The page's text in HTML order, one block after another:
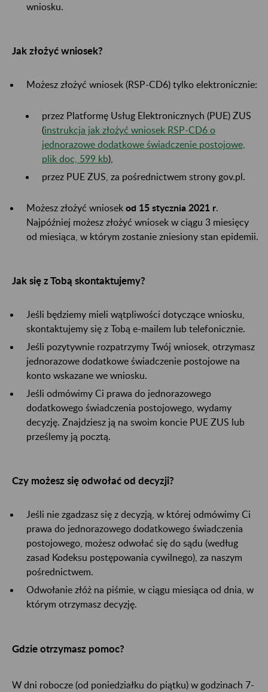
wniosku.
Jak złożyć wniosek?
Możesz złożyć wniosek (RSP-CD6) tylko elektronicznie:
przez Platformę Usług Elektronicznych (PUE) ZUS
(instrukcja jak złożyć wniosek RSP-CD6 o
jednorazowe dodatkowe świadczenie postojowe,
plik doc, 599 kb),
przez PUE ZUS, za pośrednictwem strony gov.pl.
Możesz złożyć wniosek od 15 stycznia 2021 r
Najpóźniej możesz złożyć wniosek w ciągu 3 miesięcy
od miesiąca, w którym zostanie zniesiony stan epidemii.
Jak się z Tobą skontaktujemy?
Jeśli będziemy mieli wątpliwości dotyczące wniosku,
skontaktujemy się z Tobą e-mailem lub telefonicznie.
Jeśli pozytywnie rozpatrzymy Twój wniosek, otrzymasz
jednorazowe dodatkowe świadczenie postojowe na
konto wskazane we wniosku.
Jeśli odmówimy Ci prawa do jednorazowego
dodatkowego świadczenia postojowego, wydamy
decyzję. Znajdziesz ją na swoim koncie PUE ZUS lub
prześlemy ją pocztą.
Czy możesz się odwołać od decyzji?
Jeśli nie zgadzasz się z decyzją, w której odmówimy Ci
prawa do jednorazowego dodatkowego świadczenia
postojowego, możesz odwołać się do sądu (według
zasad Kodeksu postępowania cywilnego), za naszym
pośrednictwem.
Odwołanie złóż na piśmie, w ciągu miesiąca od dnia, w
którym otrzymasz decyzję.
Gdzie otrzymasz pomoc?
W dni robocze (od poniedziałku do piątku) w godzinach 7-